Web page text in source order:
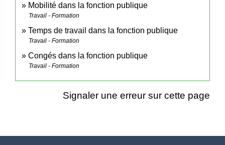
Mobilité dans la fonction publique
Travail - Formation
Temps de travail dans la fonction publique
Travail - Formation
Congés dans la fonction publique
Travail - Formation
Signaler une erreur sur cette page